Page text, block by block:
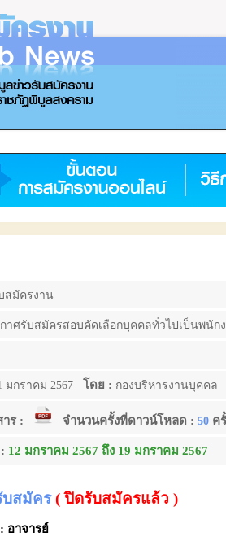
สมัครงาน
าศรับสมัครสอบคัดเลือกบุคคลทั่วไปเป็นพนัก
มกราคม 2567 โดย : กองบริหารงานบุคคล
ร : จำนวนครั้งที่ดาวน์โหลด : 50 ค
12 มกราคม 2567 ถึง 19 มกราคม 2567
บสมัคร( ปิดรับสมัครแล้ว )
อาจารย์